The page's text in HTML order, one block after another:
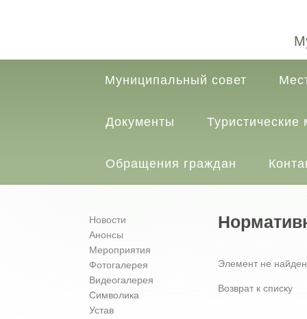
Муниципальный совет
Документы
Обращения граждан
Новости
Анонсы
Мероприятия
Фотогалерея
Видеогалерея
Символика
Устав
Элемент не
Возврат к списку